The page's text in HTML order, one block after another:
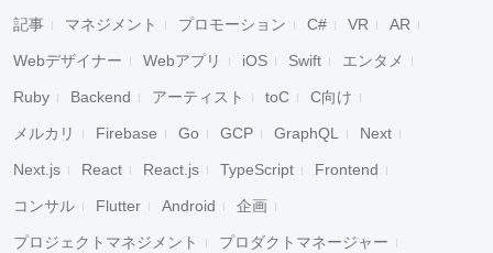
記事 マネジメント プロモーション C# VR AR
Webデザイナー Webアプリ iOS Swift エンタメ
Ruby Backend アーティスト toC C向け
メルカリ Firebase Go GCP GraphQL Next
Next.js React React.js TypeScript Frontend
コンサル Flutter Android 企画
プロジェクトマネジメント プロダクトマネージャー